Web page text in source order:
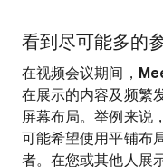
看到尽可能多的
在视频会议期间，
在展示的内容及频繁
屏幕布局。举例来说
可能希望使用平铺布
者。在您或其他人展